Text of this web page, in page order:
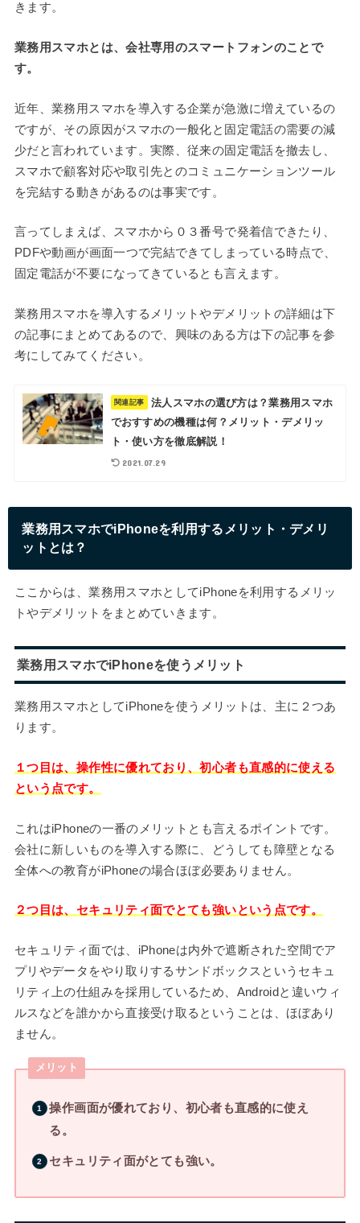
きます。
業務用スマホとは、会社専用のスマートフォンのことで
す。
近年、業務用スマホを導入する企業が急激に増えているの
ですが、その原因がスマホの一般化と固定電話の需要の減
少だと言われています。実際、従来の固定電話を撤去し、
スマホで顧客対応や取引先とのコミュニケーションツール
を完結する動きがあるのは事実です。
言ってしまえば、スマホから０３番号で発着信できたり、
PDFや動画が画面一つで完結できてしまっている時点で、
固定電話が不要になってきているとも言えます。
業務用スマホを導入するメリットやデメリットの詳細は下
の記事にまとめてあるので、興味のある方は下の記事を参
考にしてみてください。
関連記事
法人スマホの選び方は？業務用スマホ
でおすすめの機種は何？メリット・デメリッ
ト・使い方を徹底解説！
2021.07.29
業務用スマホでiPhoneを利用するメリット・デメリ
ットとは？
ここからは、業務用スマホとしてiPhoneを利用するメリッ
トやデメリットをまとめていきます。
業務用スマホでiPhoneを使うメリット
業務用スマホとしてiPhoneを使うメリットは、主に２つあ
ります。
１つ目は、操作性に優れており、初心者も直感的に使える
という点です。
これはiPhoneの一番のメリットとも言えるポイントです。
会社に新しいものを導入する際に、どうしても障壁となる
全体への教育がiPhoneの場合ほぼ必要ありません。
２つ目は、セキュリティ面でとても強いという点です。
セキュリティ面では、iPhoneは内外で遮断された空間でア
プリやデータをやり取りするサンドボックスというセキュ
リティ上の仕組みを採用しているため、Androidと違いウィ
ルスなどを誰かから直接受け取るということは、ほぼあり
ません。
メリット
操作画面が優れており、初心者も直感的に使え
る。
セキュリティ面がとても強い。